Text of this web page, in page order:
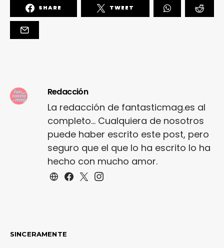
SHARE TWEET
Redacción
La redacción de fantasticmag.es al
completo... Cualquiera de nosotros
puede haber escrito este post, pero
seguro que el que lo ha escrito lo ha
hecho con mucho amor.
SINCERAMENTE